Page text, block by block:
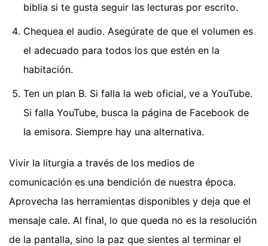
biblia si te gusta seguir las lecturas por escrito.
Chequea el audio. Asegúrate de que el volumen es
el adecuado para todos los que estén en la
habitación.
Ten un plan B. Si falla la web oficial, ve a YouTube.
Si falla YouTube, busca la página de Facebook de
la emisora. Siempre hay una alternativa.
Vivir la liturgia a través de los medios de
comunicación es una bendición de nuestra época.
Aprovecha las herramientas disponibles y deja que el
mensaje cale. Al final, lo que queda no es la resolución
de la pantalla, sino la paz que sientes al terminar el